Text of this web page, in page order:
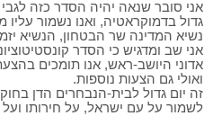
אני סובר שנאה יהיה הסדר כזה
גדול בדמוקראטיה, ואנו נשמור
נשיא המדינה שר הבטחון, הנשיא
אני שב ומדגיש כי הסדר
אדוני היושב-ראש, אנו תומכים
ואולי גם הצעות נוספות.
זה יום גדול לבית-הנבחרים הדן בחוק
לשמור על עם ישראל, על חירותו